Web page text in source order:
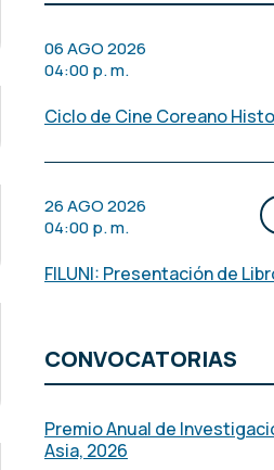
06 AGO 2026
04:00 p. m.
Ciclo de Cine Coreano
26 AGO 2026
04:00 p. m.
FILUNI: Presentación de
CONVOCATORIAS
Premio Anual de
Asia, 2026